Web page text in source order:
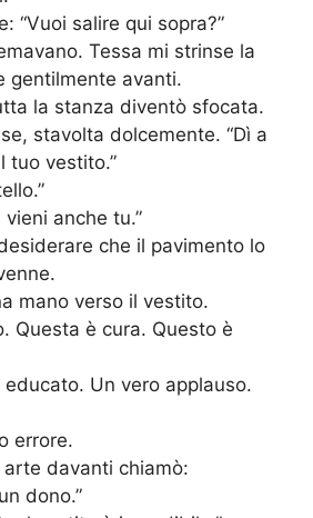
“Vuoi salire qui sopra?”
Tessa mi strinse la
gentilmente avanti.
la stanza diventò sfocata.
stavolta dolcemente. “Dì a
tuo vestito.”
vieni anche tu.”
che il pavimento lo
mano verso il vestito.
Questa è cura. Questo è
Un vero applauso.
errore.
arte davanti chiamò:
dono.”